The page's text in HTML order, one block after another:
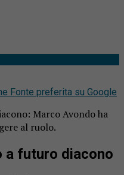
Fonte preferita su Google
Marco Avondo ha
al ruolo.
a futuro diacono